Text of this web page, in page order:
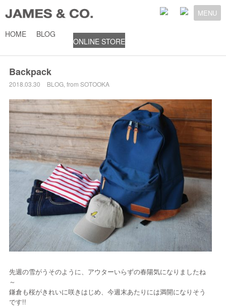
MENU
HOME BLOG
ONLINE STORE
Backpack
2018.03.30 BLOG, from SOTOOKA
先週の雪がうそのように、アウターいらずの春陽気になりましたね
～
鎌倉も桜がきれいに咲きはじめ、今週末あたりには満開になりそう
です!!